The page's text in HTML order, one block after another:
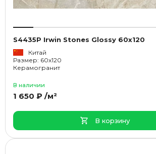
S4435P Irwin Stones Glossy 60x120
Китай
Размер: 60x120
Керамогранит
В наличии
1 650 ₽ /м²
В корзину